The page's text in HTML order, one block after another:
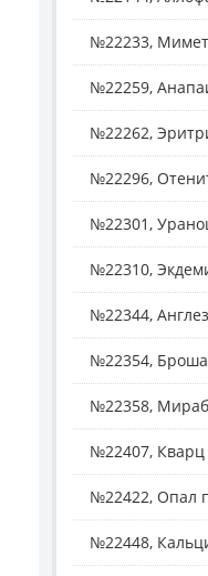
№22233,
№22259,
№22262,
№22296,
№22301,
№22310,
№22344,
№22354,
№22358,
№22407, Кварц
№22422, Опал
№22448,